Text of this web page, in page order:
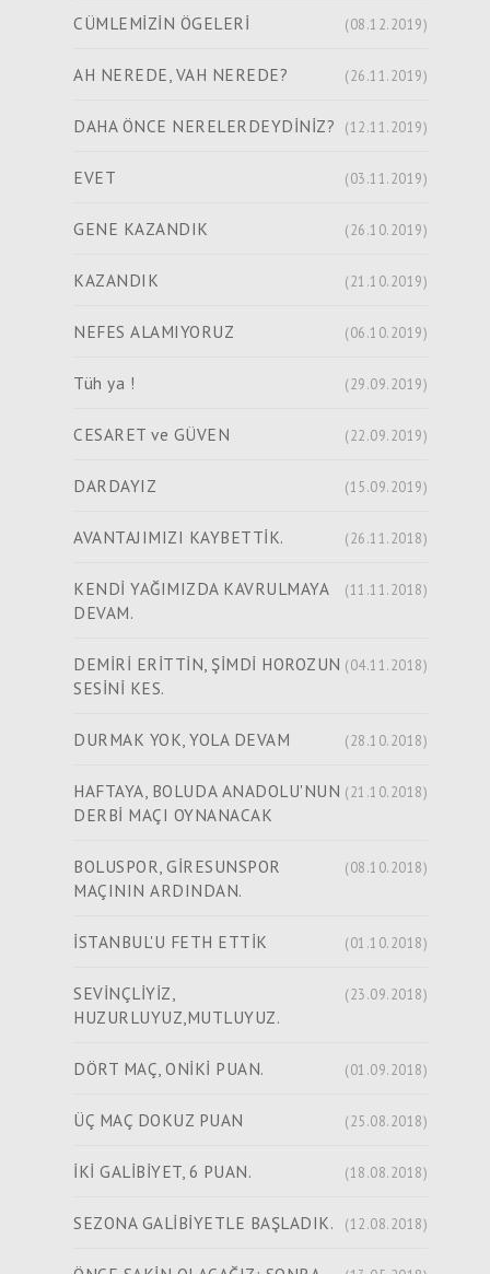
CÜMLEMİZİN ÖGELERİ (08.12.2019)
AH NEREDE, VAH NEREDE? (26.11.2019)
DAHA ÖNCE NERELERDEYDİNİZ? (12.11.2019)
EVET (03.11.2019)
GENE KAZANDIK (26.10.2019)
KAZANDIK (21.10.2019)
NEFES ALAMIYORUZ (06.10.2019)
Tüh ya ! (29.09.2019)
CESARET ve GÜVEN (22.09.2019)
DARDAYIZ (15.09.2019)
AVANTAJIMIZI KAYBETTİK. (26.11.2018)
KENDİ YAĞIMIZDA KAVRULMAYA
DEVAM.
(11.11.2018)
DEMİRİ ERİTTİN, ŞİMDİ HOROZUN
SESİNİ KES.
(04.11.2018)
DURMAK YOK, YOLA DEVAM (28.10.2018)
HAFTAYA, BOLUDA ANADOLU'NUN
DERBİ MAÇI OYNANACAK
(21.10.2018)
BOLUSPOR, GİRESUNSPOR
MAÇININ ARDINDAN.
(08.10.2018)
İSTANBUL'U FETH ETTİK (01.10.2018)
SEVİNÇLİYİZ,
HUZURLUYUZ,MUTLUYUZ.
(23.09.2018)
DÖRT MAÇ, ONİKİ PUAN. (01.09.2018)
ÜÇ MAÇ DOKUZ PUAN (25.08.2018)
İKİ GALİBİYET, 6 PUAN. (18.08.2018)
SEZONA GALİBİYETLE BAŞLADIK. (12.08.2018)